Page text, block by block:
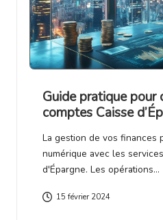
Guide pratique pour
comptes Caisse
La gestion de vos finances
numérique avec les
d'Épargne. Les opérations…
15 février 2024